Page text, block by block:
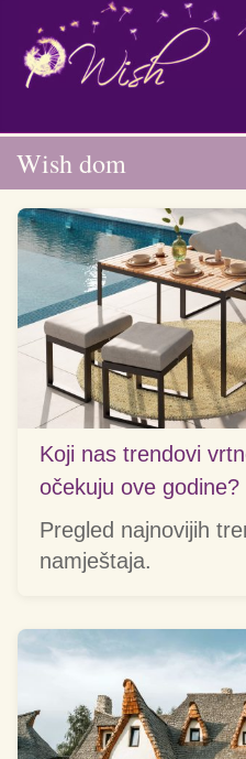
Wish dom
Koji nas trendovi
očekuju ove godine?
Pregled najnovijih
namještaja.